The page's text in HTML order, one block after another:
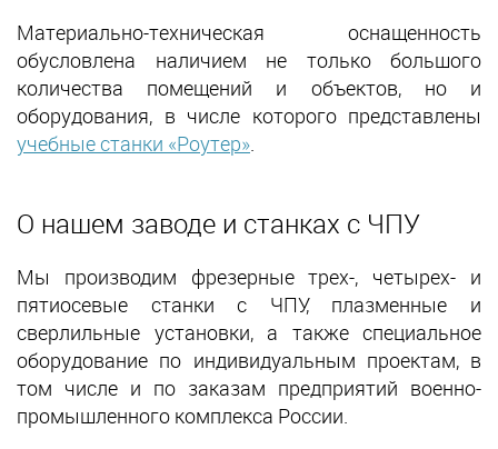
Материально-техническая оснащенность
обусловлена наличием не только большого
количества помещений и объектов, но и
оборудования, в числе которого представлены
учебные станки «Роутер».
О нашем заводе и станках с ЧПУ
Мы производим фрезерные трех-, четырех- и
пятиосевые станки с ЧПУ, плазменные и
сверлильные установки, а также специальное
оборудование по индивидуальным проектам, в
том числе и по заказам предприятий военно-
промышленного комплекса России.